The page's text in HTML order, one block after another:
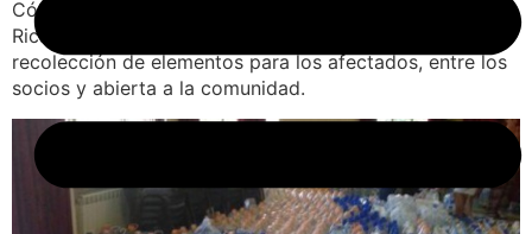
Córdoba, la Filial FEHGRA La Falda, presidida por
Ricardo Abdemur, puso en marcha una campaña de
recolección de elementos para los afectados, entre los
socios y abierta a la comunidad.